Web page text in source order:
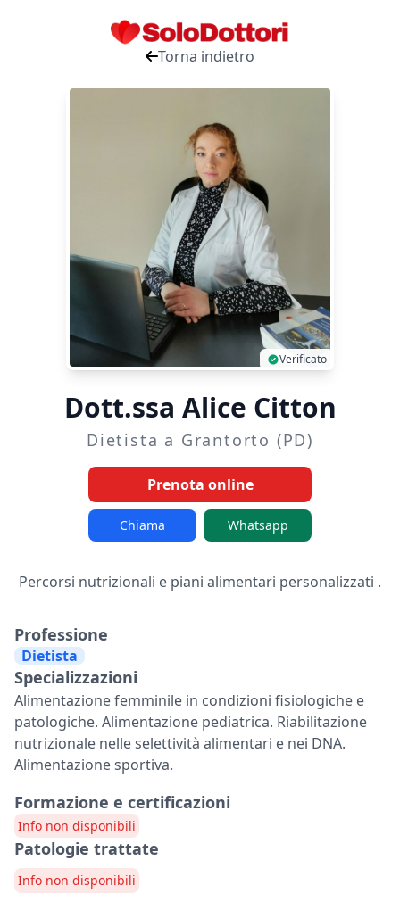
Torna indietro
Verificato
Dott.ssa Alice Citton
Dietista a Grantorto (PD)
Prenota online
Chiama Whatsapp
Percorsi nutrizionali e piani alimentari personalizzati .
Professione
Dietista
Specializzazioni
Alimentazione femminile in condizioni fisiologiche e
patologiche. Alimentazione pediatrica. Riabilitazione
nutrizionale nelle selettività alimentari e nei DNA.
Alimentazione sportiva.
Formazione e certificazioni
Info non disponibili
Patologie trattate
Info non disponibili